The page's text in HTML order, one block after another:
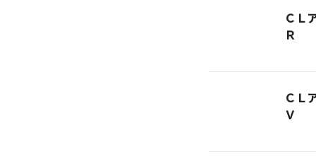
ＣＬ
Ｒ
ＣＬ
Ｖ